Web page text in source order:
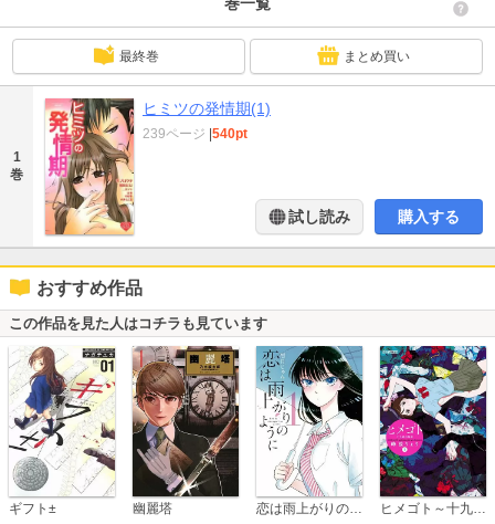
最終巻 まとめ買い
1
巻
ヒミツの発情期(1)
239ページ |540pt
試し読み 購入する
おすすめ作品
この作品を見た人はコチラも見ています
ギフト± 幽麗塔 ヒメゴト～十九歳の制服～